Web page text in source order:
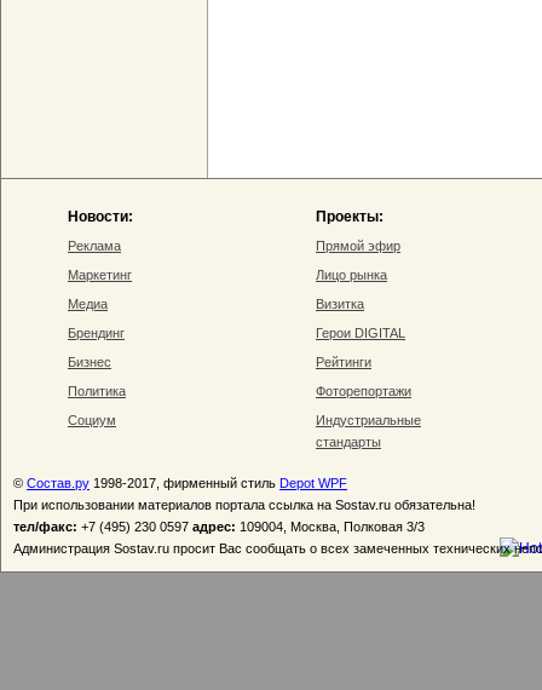
Новости:
Реклама
Маркетинг
Медиа
Брендинг
Бизнес
Политика
Социум
Проекты:
Прямой эфир
Лицо рынка
Визитка
Герои DIGITAL
Рейтинги
Фоторепортажи
Индустриальные
стандарты
© Состав.ру 1998-2017, фирменный стиль Depot WPF
При использовании материалов портала ссылка на Sostav.ru обязательна!
тел/факс: +7 (495) 230 0597 адрес: 109004, Москва, Полковая 3/3
Администрация Sostav.ru просит Вас сообщать о всех замеченных технических